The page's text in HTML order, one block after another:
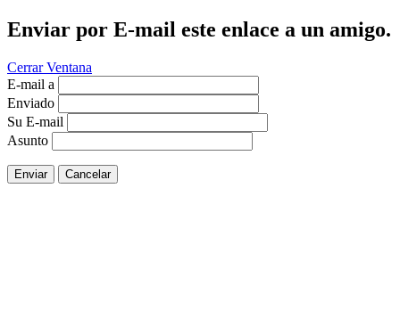
Enviar por E-mail este enlace a un amigo.
Cerrar Ventana
E-mail a
Enviado
Su E-mail
Asunto
Enviar Cancelar